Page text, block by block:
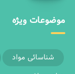
موضوعات ویژه
شناسائی مواد